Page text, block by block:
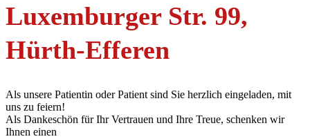
Luxemburger Str. 99,
Hürth-Efferen
Als unsere Patientin oder Patient sind Sie herzlich eingeladen, mit
uns zu feiern!
Als Dankeschön für Ihr Vertrauen und Ihre Treue, schenken wir
Ihnen einen